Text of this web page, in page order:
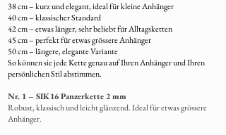
38 cm – kurz und elegant, ideal für kleine Anhänger
40 cm – klassischer Standard
42 cm – etwas länger, sehr beliebt für Alltagsketten
45 cm – perfekt für etwas grössere Anhänger
50 cm – längere, elegante Variante
So können sie jede Kette genau auf Ihren Anhänger und Ihren
persönlichen Stil abstimmen.
Nr. 1 – SIK16 Panzerkette 2 mm
Robust, klassisch und leicht glänzend. Ideal für etwas grössere
Anhänger.